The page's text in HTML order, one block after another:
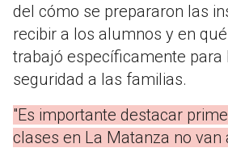
del cómo se prepararon las
recibir a los alumnos y en
trabajó específicamente para
seguridad a las familias.
"Es importante destacar
clases en La Matanza no van